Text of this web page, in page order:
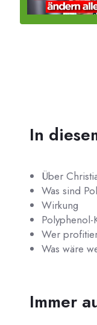
In
Über
Was sind
Wirkung
Wer
Was wäre
Immer